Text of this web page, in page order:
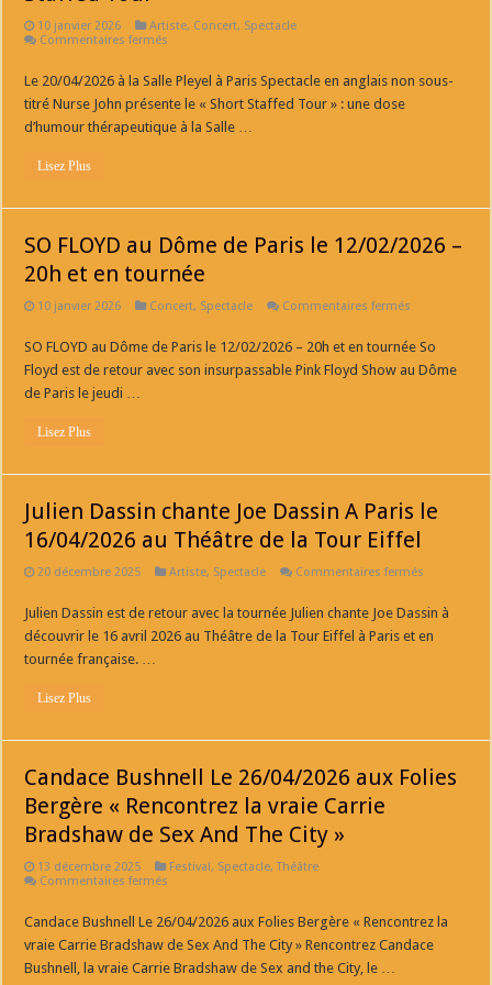
10 janvier 2026 Artiste, Concert, Spectacle
Commentaires fermés
Nouveau
spectacle
The
Short
Le 20/04/2026 à la Salle Pleyel à Paris Spectacle en anglais non sous-
titré Nurse John présente le « Short Staffed Tour » : une dose
d’humour thérapeutique à la Salle …
Lisez Plus
SO FLOYD au Dôme de Paris le 12/02/2026 –
20h et en tournée
10 janvier 2026 Concert, Spectacle Commentaires fermés
au
Dôme
de
en
SO FLOYD au Dôme de Paris le 12/02/2026 – 20h et en tournée So
Floyd est de retour avec son insurpassable Pink Floyd Show au Dôme
de Paris le jeudi …
Lisez Plus
Julien Dassin chante Joe Dassin A Paris le
16/04/2026 au Théâtre de la Tour Eiffel
20 décembre 2025 Artiste, Spectacle Commentaires fermés
chante
Dassin
de
Tour
Eiffel
Julien Dassin est de retour avec la tournée Julien chante Joe Dassin à
découvrir le 16 avril 2026 au Théâtre de la Tour Eiffel à Paris et en
tournée française. …
Lisez Plus
Candace Bushnell Le 26/04/2026 aux Folies
Bergère « Rencontrez la vraie Carrie
Bradshaw de Sex And The City »
13 décembre 2025 Festival, Spectacle,Théâtre
Commentaires fermés
Le
26/04/2026
aux
Folies
Candace Bushnell Le 26/04/2026 aux Folies Bergère « Rencontrez la
vraie Carrie Bradshaw de Sex And The City » Rencontrez Candace
Bushnell, la vraie Carrie Bradshaw de Sex and the City, le …